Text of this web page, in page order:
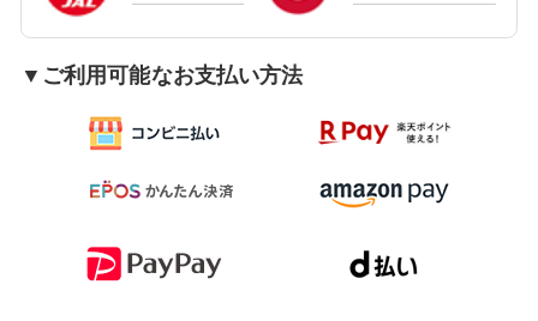
▼ご利用可能なお支払い方法